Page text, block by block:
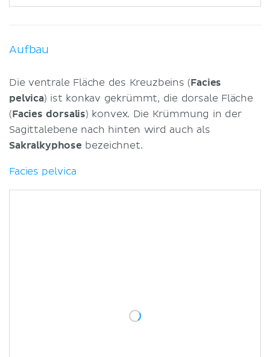
Aufbau
Die ventrale Fläche des Kreuzbeins (Facies
pelvica) ist konkav gekrümmt, die dorsale Fläche
(Facies dorsalis) konvex. Die Krümmung in der
Sagittalebene nach hinten wird auch als
Sakralkyphose bezeichnet.
Facies pelvica